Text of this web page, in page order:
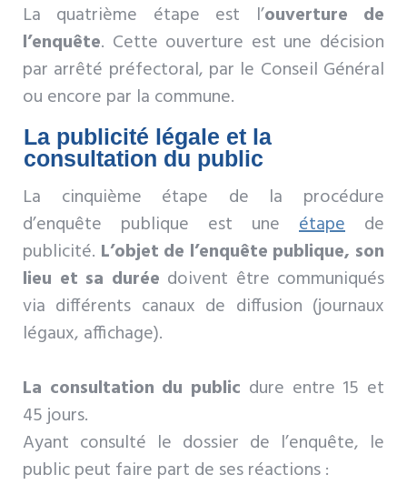
La quatrième étape est l’ouverture de
l’enquête. Cette ouverture est une décision
par arrêté préfectoral, par le Conseil Général
ou encore par la commune.
La publicité légale et la
consultation du public
La cinquième étape de la procédure
d’enquête publique est une étape de
publicité. L’objet de l’enquête publique, son
lieu et sa durée doivent être communiqués
via différents canaux de diffusion (journaux
légaux, affichage).
La consultation du public dure entre 15 et
45 jours.
Ayant consulté le dossier de l’enquête, le
public peut faire part de ses réactions :